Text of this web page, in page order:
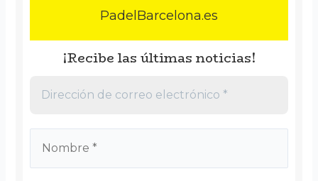
PadelBarcelona.es
¡Recibe las últimas noticias!